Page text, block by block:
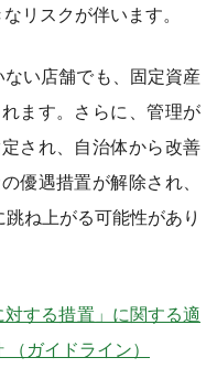
リスクが伴います。
い店舗でも、固定資産
ます。さらに、管理が
され、自治体から改善
優遇措置が解除され、
ね上がる可能性があり
する措置」に関する適
ガイドライン）